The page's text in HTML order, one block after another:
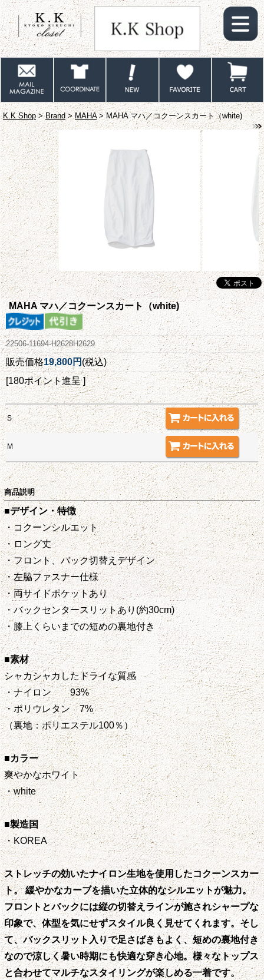
K.K Shop>Brand>MAHA> MAHA マハ／コクーンスカート（white)
MAHA マハ／コクーンスカート（white)
22506-11694-H2628H2629
販売価格19,800円(税込)
[180ポイント進呈 ]
S
M
商品説明
■デザイン・特徴
・コクーンシルエット
・ロング丈
・フロント、バック切替えデザイン
・左脇ファスナー仕様
・両サイドポケットあり
・バックセンタースリットあり(約30cm)
・膝上くらいまでの短めの裏地付き
■素材
シャカシャカしたドライな質感
・ナイロン 93%
・ポリウレタン 7%
（裏地：ポリエステル100％）
■カラー
爽やかなホワイト
・white
■製造国
・KOREA
ストレッチの効いたナイロン生地を使用したコクーンスカー
ト。 緩やかなカーブを描いた立体的なシルエットが魅力。
フロントとバックには縦の切替えラインが施されシャープな
印象で、体型を気にせずスタイル良く見せてくれます。そし
て、バックスリット入りで足さばきもよく、短めの裏地付き
なので涼しく暑い時期にも快適な穿き心地。様々なトップス
と合わせてマルチなスタイリングが楽しめる一着です。